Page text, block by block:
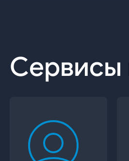
Сервисы